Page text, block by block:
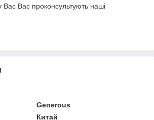
Вас Вас проконсультують наші
Generous
Китай